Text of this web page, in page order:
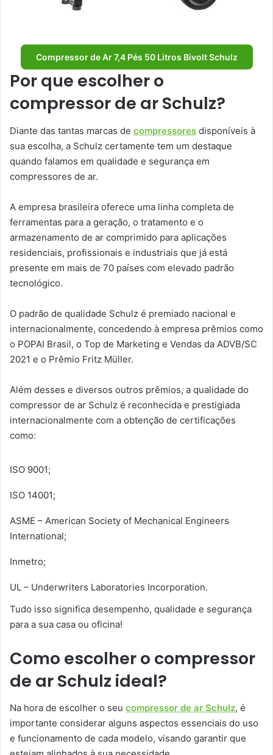
Compressor de Ar 7,4 Pés 50 Litros Bivolt Schulz
Por que escolher o
compressor de ar Schulz?
Diante das tantas marcas de compressores disponíveis à
sua escolha, a Schulz certamente tem um destaque
quando falamos em qualidade e segurança em
compressores de ar.
A empresa brasileira oferece uma linha completa de
ferramentas para a geração, o tratamento e o
armazenamento de ar comprimido para aplicações
residenciais, profissionais e industriais que já está
presente em mais de 70 países com elevado padrão
tecnológico.
O padrão de qualidade Schulz é premiado nacional e
internacionalmente, concedendo à empresa prêmios como
o POPAI Brasil, o Top de Marketing e Vendas da ADVB/SC
2021 e o Prêmio Fritz Müller.
Além desses e diversos outros prêmios, a qualidade do
compressor de ar Schulz é reconhecida e prestigiada
internacionalmente com a obtenção de certificações
como:
ISO 9001;
ISO 14001;
ASME – American Society of Mechanical Engineers
International;
Inmetro;
UL – Underwriters Laboratories Incorporation.
Tudo isso significa desempenho, qualidade e segurança
para a sua casa ou oficina!
Como escolher o compressor
de ar Schulz ideal?
Na hora de escolher o seu compressor de ar Schulz, é
importante considerar alguns aspectos essenciais do uso
e funcionamento de cada modelo, visando garantir que